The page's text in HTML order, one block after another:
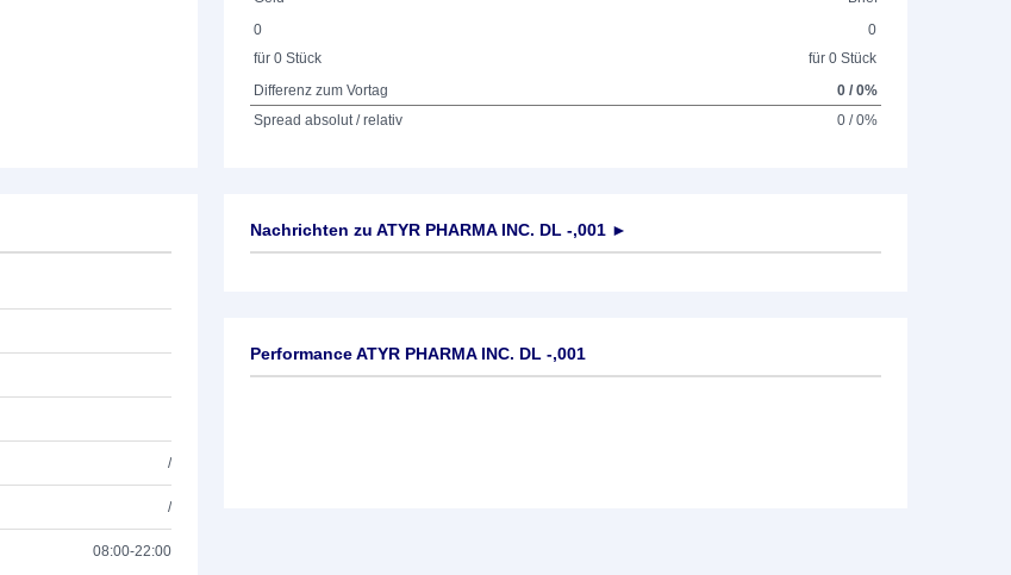
0
für 0 Stück
0
für 0 Stück
Differenz zum Vortag
0 / 0%
Spread absolut / relativ
0 / 0%
/
/
08:00-22:00
Nachrichten zu ATYR PHARMA INC. DL -,001 ►
Performance ATYR PHARMA INC. DL -,001